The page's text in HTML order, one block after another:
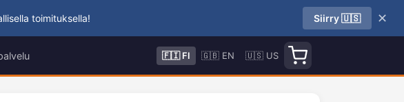
toimituksella! Siirry 🇺🇸 ✕
🇫🇮 FI 🇬🇧 EN 🇺🇸 US